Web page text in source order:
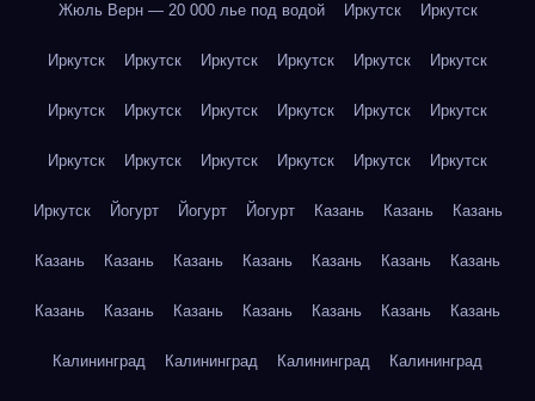
Жюль Верн — 20 000 лье под водой Иркутск Иркутск
Иркутск Иркутск Иркутск Иркутск Иркутск Иркутск
Иркутск Иркутск Иркутск Иркутск Иркутск Иркутск
Иркутск Иркутск Иркутск Иркутск Иркутск Иркутск
Иркутск Йогурт Йогурт Йогурт Казань Казань Казань
Казань Казань Казань Казань Казань Казань Казань
Казань Казань Казань Казань Казань Казань Казань
Калининград Калининград Калининград Калининград